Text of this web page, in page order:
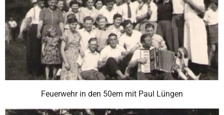
Feuerwehr in den 50ern mit Paul Lüngen